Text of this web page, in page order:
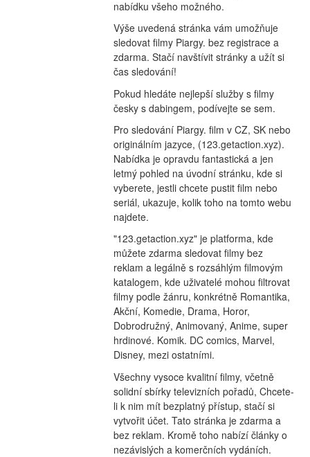
nabídku všeho možného.
Výše uvedená stránka vám umožňuje
sledovat filmy Piargy. bez registrace a
zdarma. Stačí navštívit stránky a užít si
čas sledování!
Pokud hledáte nejlepší služby s filmy
česky s dabingem, podívejte se sem.
Pro sledování Piargy. film v CZ, SK nebo
originálním jazyce, (123.getaction.xyz).
Nabídka je opravdu fantastická a jen
letmý pohled na úvodní stránku, kde si
vyberete, jestli chcete pustit film nebo
seriál, ukazuje, kolik toho na tomto webu
najdete.
"123.getaction.xyz" je platforma, kde
můžete zdarma sledovat filmy bez
reklam a legálně s rozsáhlým filmovým
katalogem, kde uživatelé mohou filtrovat
filmy podle žánru, konkrétně Romantika,
Akční, Komedie, Drama, Horor,
Dobrodružný, Animovaný, Anime, super
hrdinové. Komik. DC comics, Marvel,
Disney, mezi ostatními.
Všechny vysoce kvalitní filmy, včetně
solidní sbírky televizních pořadů, Chcete-
li k nim mít bezplatný přístup, stačí si
vytvořit účet. Tato stránka je zdarma a
bez reklam. Kromě toho nabízí články o
nezávislých a komerčních vydáních.